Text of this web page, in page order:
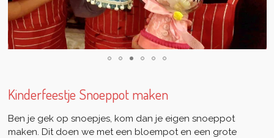
Kinderfeestje Snoeppot maken
Ben je gek op snoepjes, kom dan je eigen snoeppot
maken. Dit doen we met een bloempot en een grote